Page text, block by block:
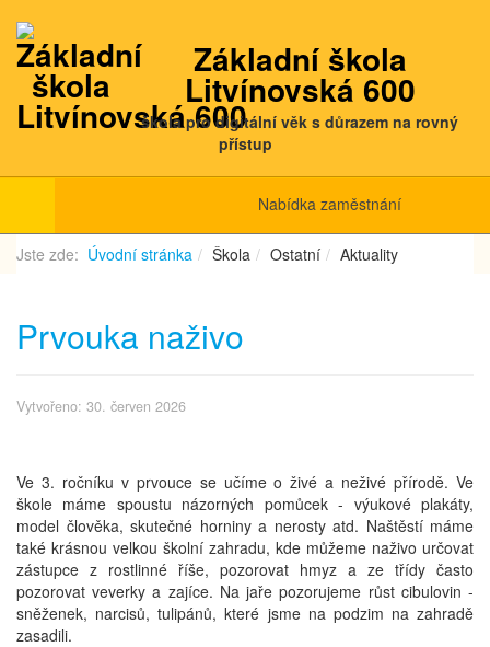
Základní škola
Litvínovská 600
škola pro digitální věk s důrazem na rovný
přístup
Nabídka zaměstnání
Jste zde: Úvodní stránka Škola Ostatní Aktuality
Prvouka naživo
Vytvořeno: 30. červen 2026
Ve 3. ročníku v prvouce se učíme o živé a neživé přírodě. Ve
škole máme spoustu názorných pomůcek - výukové plakáty,
model člověka, skutečné horniny a nerosty atd. Naštěstí máme
také krásnou velkou školní zahradu, kde můžeme naživo určovat
zástupce z rostlinné říše, pozorovat hmyz a ze třídy často
pozorovat veverky a zajíce. Na jaře pozorujeme růst cibulovin -
sněženek, narcisů, tulipánů, které jsme na podzim na zahradě
zasadili.